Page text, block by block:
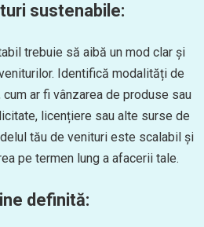
sustenabile:
trebuie să aibă un mod clar și
Identifică modalități de
ar fi vânzarea de produse sau
licențiere sau alte surse de
tău de venituri este scalabil și
pe termen lung a afacerii tale.
definită: